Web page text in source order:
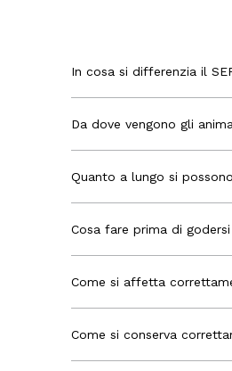
In cosa si differenzia il
Da dove vengono gli
Quanto a lungo si
Cosa fare prima di
Come si affetta
Come si conserva